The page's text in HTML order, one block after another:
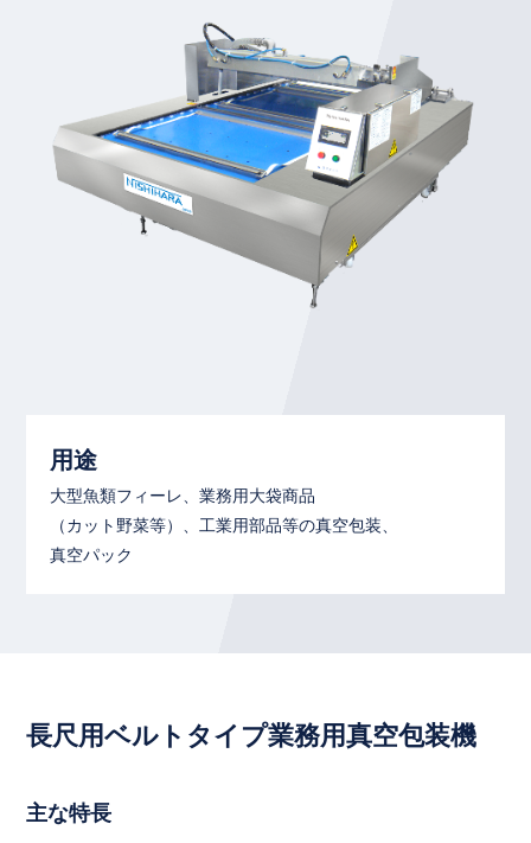
用途
大型魚類フィーレ、業務用大袋商品
（カット野菜等）、工業用部品等の真空包装、
真空パック
長尺用ベルトタイプ業務用真空包装機
主な特長